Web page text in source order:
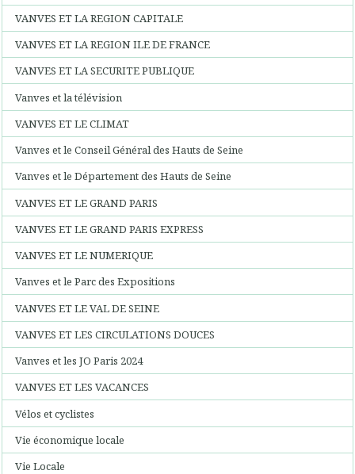
VANVES ET LA REGION CAPITALE
VANVES ET LA REGION ILE DE FRANCE
VANVES ET LA SECURITE PUBLIQUE
Vanves et la télévision
VANVES ET LE CLIMAT
Vanves et le Conseil Général des Hauts de Seine
Vanves et le Département des Hauts de Seine
VANVES ET LE GRAND PARIS
VANVES ET LE GRAND PARIS EXPRESS
VANVES ET LE NUMERIQUE
Vanves et le Parc des Expositions
VANVES ET LE VAL DE SEINE
VANVES ET LES CIRCULATIONS DOUCES
Vanves et les JO Paris 2024
VANVES ET LES VACANCES
Vélos et cyclistes
Vie économique locale
Vie Locale